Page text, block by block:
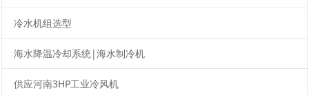
冷水机组选型
海水降温冷却系统|海水制冷机
供应河南3HP工业冷风机